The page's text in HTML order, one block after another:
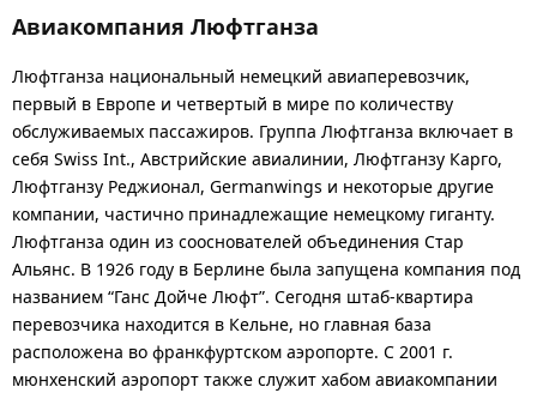
Авиакомпания Люфтганза
Люфтганза национальный немецкий авиаперевозчик,
первый в Европе и четвертый в мире по количеству
обслуживаемых пассажиров. Группа Люфтганза включает в
себя Swiss Int., Австрийские авиалинии, Люфтганзу Карго,
Люфтганзу Реджионал, Germanwings и некоторые другие
компании, частично принадлежащие немецкому гиганту.
Люфтганза один из сооснователей объединения Стар
Альянс. В 1926 году в Берлине была запущена компания под
названием “Ганс Дойче Люфт”. Сегодня штаб-квартира
перевозчика находится в Кельне, но главная база
расположена во франкфуртском аэропорте. С 2001 г.
мюнхенский аэропорт также служит хабом авиакомпании